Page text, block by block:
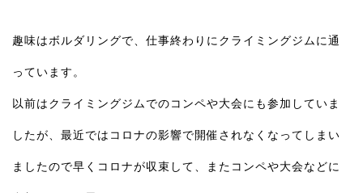
趣味はボルダリングで、仕事終わりにクライミングジムに通
っています。
以前はクライミングジムでのコンペや大会にも参加していま
したが、最近ではコロナの影響で開催されなくなってしまい
ましたので早くコロナが収束して、またコンペや大会などに